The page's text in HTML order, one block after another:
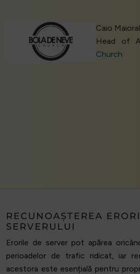
Caio Maioral
Head of
Church
RECUNOAȘTEREA
SERVERULUI
Erorile de server pot apărea
perioadelor de trafic ridicat, iar
acestora este esențială pentru